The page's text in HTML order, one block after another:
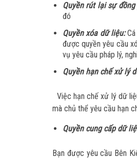
Quyền rút lại sự
đó
Quyền xóa dữ liệu:
được quyền yêu cầu
vụ yêu cầu pháp lý,
Quyền hạn chế xử lý
Việc hạn chế xử lý dữ
mà chủ thể yêu cầu hạn
Quyền cung cấp dữ
Bạn được yêu cầu Bên